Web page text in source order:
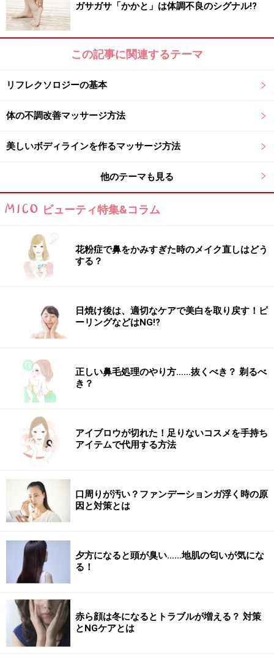
胸の反射区
胸の反射区は甲の第２趾から第４趾の延長線上。
手の親指を重ねて足首の方向にしごくようにします。
次ページでは、「プチ鬱解消デコルテマッサージ」を紹
介します。
※記事内容は執筆時点のものです。最新の内容をご確認くださ
い。
※個人の体質、また、誤った方法による実践に起因して肌荒れや
不調を引き起こす場合があります。実践の際には、必ず自身の体
質及び健康状態を十分に考慮し、正しい方法で行ってください。
ガサガサ「かかと」は体調不良のシグナル!?
この記事に関連するテーマ
リフレクソロジーの基本
体の不調改善マッサージ方法
美しいボディラインを作るマッサージ方法
他のテーマも見る
ビューティ特集&コラム
花粉症で鼻をかみすぎた時のメイク直しはどう
する？
日焼け後は、適切なケアで美白を取り戻す！ピ
ーリングなどはNG!?
正しい鼻毛処理のやり方……抜くべき？ 剃るべ
き？
アイブロウが切れた！足りないコスメを手持ち
アイテムで代用する方法
口周りが汚い？ファンデーションガ浮く時の原
因と対策とは
夕方になると頭が臭い……地肌の匂いが気にな
る！
赤ら顔は冬になるとトラブルが増える？ 対策
とNGケアとは